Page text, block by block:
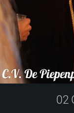
02